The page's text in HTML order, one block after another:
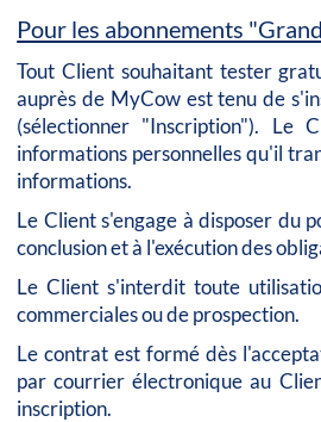
Pour les abonnements
Tout Client souhaitant tester
auprès de MyCow est tenu de
(sélectionner "Inscription"). Le
informations personnelles qu'il
informations.
Le Client s'engage à disposer du
conclusion et à l'exécution des
Le Client s'interdit toute
commerciales ou de prospection.
Le contrat est formé dès
par courrier électronique au
inscription.